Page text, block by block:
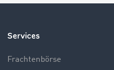
Services
Frachtenbörse